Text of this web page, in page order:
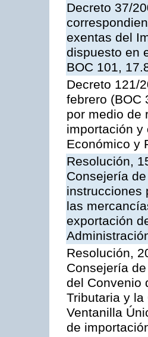
Decreto 37/
exentas del
dispuesto en
BOC 101,
Decreto 121/
febrero (BOC
por medio de
importación y
Económico y
Resolución,
Consejería
instrucciones
las
exportación
Resolución,
Consejería
del Convenio
Tributaria y
Ventanilla
de